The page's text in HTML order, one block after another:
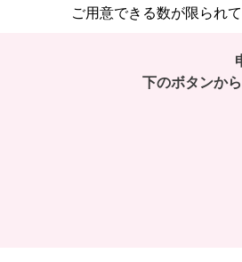
ご用意できる数が限られ
下のボタンか